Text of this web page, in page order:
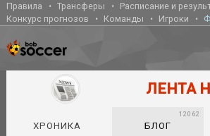
Правила Трансферы
Расписание и
Конкурс прогнозов
Команды Игроки
ЛЕНТА
ХРОНИКА БЛОГ
12062